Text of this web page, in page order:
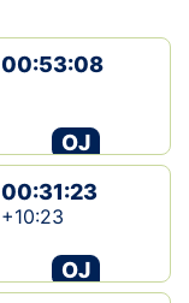
00:53:08
OJ
00:31:23
+10:23
OJ